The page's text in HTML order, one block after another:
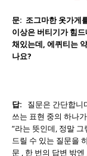
문: 조그마한 옷가게
이상은 버티기가 힘
채있는데, 에퀴티는
나요?
답: 질문은 간단합니
쓰는 표현 중의 하나
”라는 뜻인데, 정말
드릴 수 있는 질문을
문 , 한 번의 답변 밖